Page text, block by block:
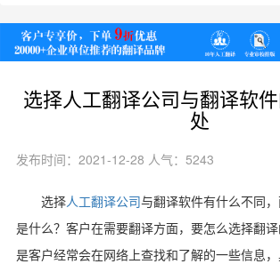
选择人工翻译公司与翻译软
处
发布时间：2021-12-28 人气：5243
选择人工翻译公司 与翻译软件有什么不同
是什么？客户在需要翻译方面，要怎么选择翻
是客户经常会在网络上查找和了解的一些信息